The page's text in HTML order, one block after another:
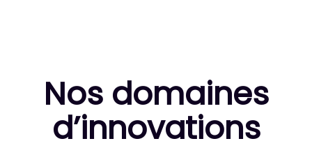
Nos domaines
d’innovations